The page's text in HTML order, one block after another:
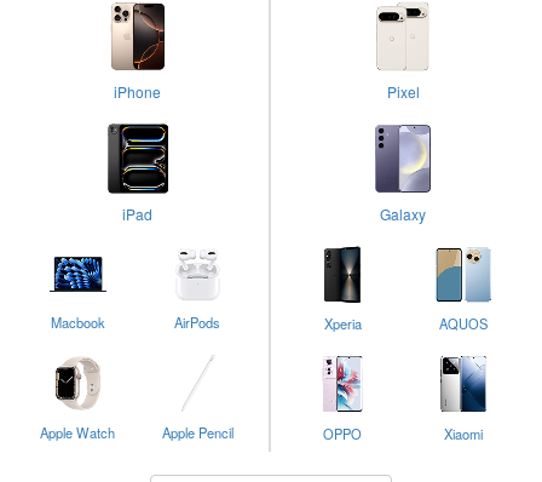
iPhone
iPad
Macbook AirPods
Apple Watch Apple Pencil
Pixel
Galaxy
Xperia AQUOS
OPPO Xiaomi